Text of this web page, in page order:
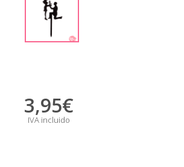
3,95€
IVA incluido